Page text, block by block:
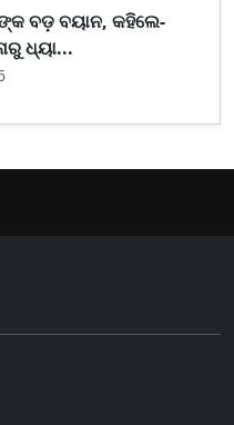
ବଡ଼ ବୟାନ, କହିଲେ-
ଧ୍ୟା...